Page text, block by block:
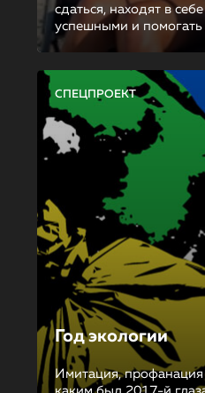
сдаться, находят в
успешными и помогать
СПЕЦПРОЕКТ
Год экологии
Имитация,